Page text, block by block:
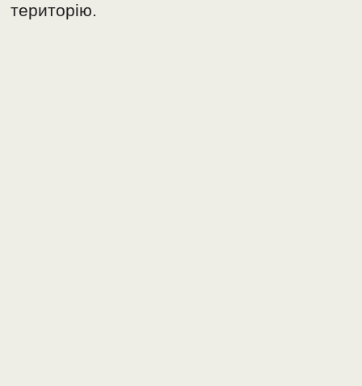
територію.